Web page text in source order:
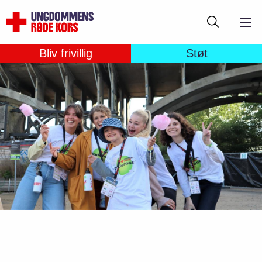
til
hovedindhold
Søg
Bliv frivillig Støt